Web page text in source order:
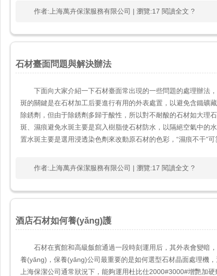
作者:上海萬卉保潔服務有限公司 | 瀏覽:17 閱讀全文 ?
石材臺面問題與解決辦法
下面向大家介紹一下石材臺面常出現的一些問題的處理辦法，
斑的關鍵是在石材加工后要進行有用的外表處置，以避免含鐵
除銹劑，但由于除銹劑多歸于酸性，所以對不耐酸的石材如大理石
斑、濕痕避免水斑主要是寫入樹脂使石材防水，以隔絕空氣中的水
置水斑主要是選用浸透染色劑來改動原石材的色彩，“濕痕不干”
作者:上海萬卉保潔服務有限公司 | 瀏覽:17 閱讀全文 ?
酒店石材如何養(yǎng)護
石材在賓館和高級飯館通過一段時刻運用后，其外表會變暗
養(yǎng)，保養(yǎng)公司最重要的是如何選型石材晶面處理機
上海保潔公司通常狀況下，能夠運用杜比仕2000#3000#增艷